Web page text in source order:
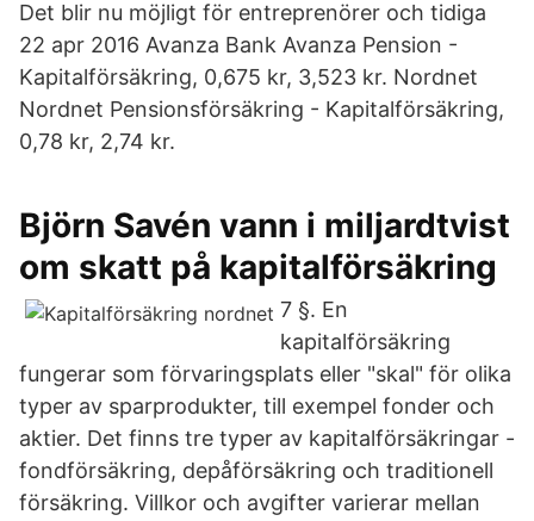
Det blir nu möjligt för entreprenörer och tidiga
22 apr 2016 Avanza Bank Avanza Pension -
Kapitalförsäkring, 0,675 kr, 3,523 kr. Nordnet
Nordnet Pensionsförsäkring - Kapitalförsäkring,
0,78 kr, 2,74 kr.
Björn Savén vann i miljardtvist
om skatt på kapitalförsäkring
7 §. En
kapitalförsäkring
fungerar som förvaringsplats eller "skal" för olika
typer av sparprodukter, till exempel fonder och
aktier. Det finns tre typer av kapitalförsäkringar -
fondförsäkring, depåförsäkring och traditionell
försäkring. Villkor och avgifter varierar mellan